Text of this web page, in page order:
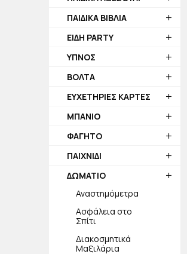
ΠΑΙΔΙΚΑ ΒΙΒΛΙΑ
ΕΙΔΗ PARTY
ΥΠΝΟΣ
ΒΟΛΤΑ
ΕΥΧΕΤΗΡΙΕΣ ΚΑΡΤΕΣ
ΜΠΑΝΙΟ
ΦΑΓΗΤΟ
ΠΑΙΧΝΙΔΙ
ΔΩΜΑΤΙΟ
Αναστημόμετρα
Ασφάλεια στο
Σπίτι
Διακοσμητικά
Μαξιλάρια